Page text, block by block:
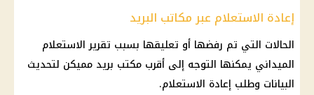
إعادة الاستعلام عبر مكاتب البريد
الحالات التي تم رفضها أو تعليقها بسبب تقرير الاستعلام
الميداني يمكنها التوجه إلى أقرب مكتب بريد مميكن لتحديث
البيانات وطلب إعادة الاستعلام.